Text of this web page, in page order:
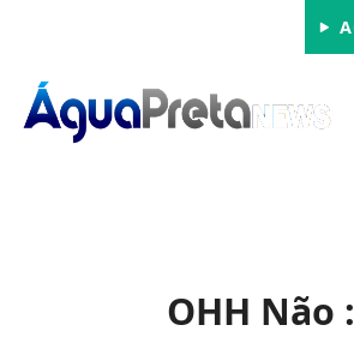
OHH Não